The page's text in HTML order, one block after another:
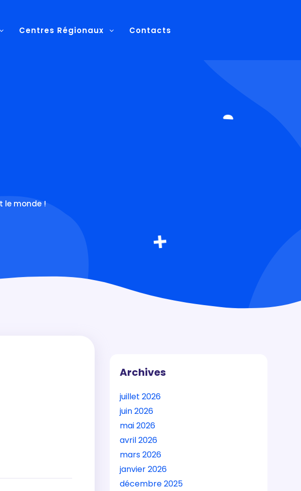
Centres Régionaux Contacts
le monde !
Archives
juillet 2026
juin 2026
mai 2026
avril 2026
mars 2026
janvier 2026
décembre 2025